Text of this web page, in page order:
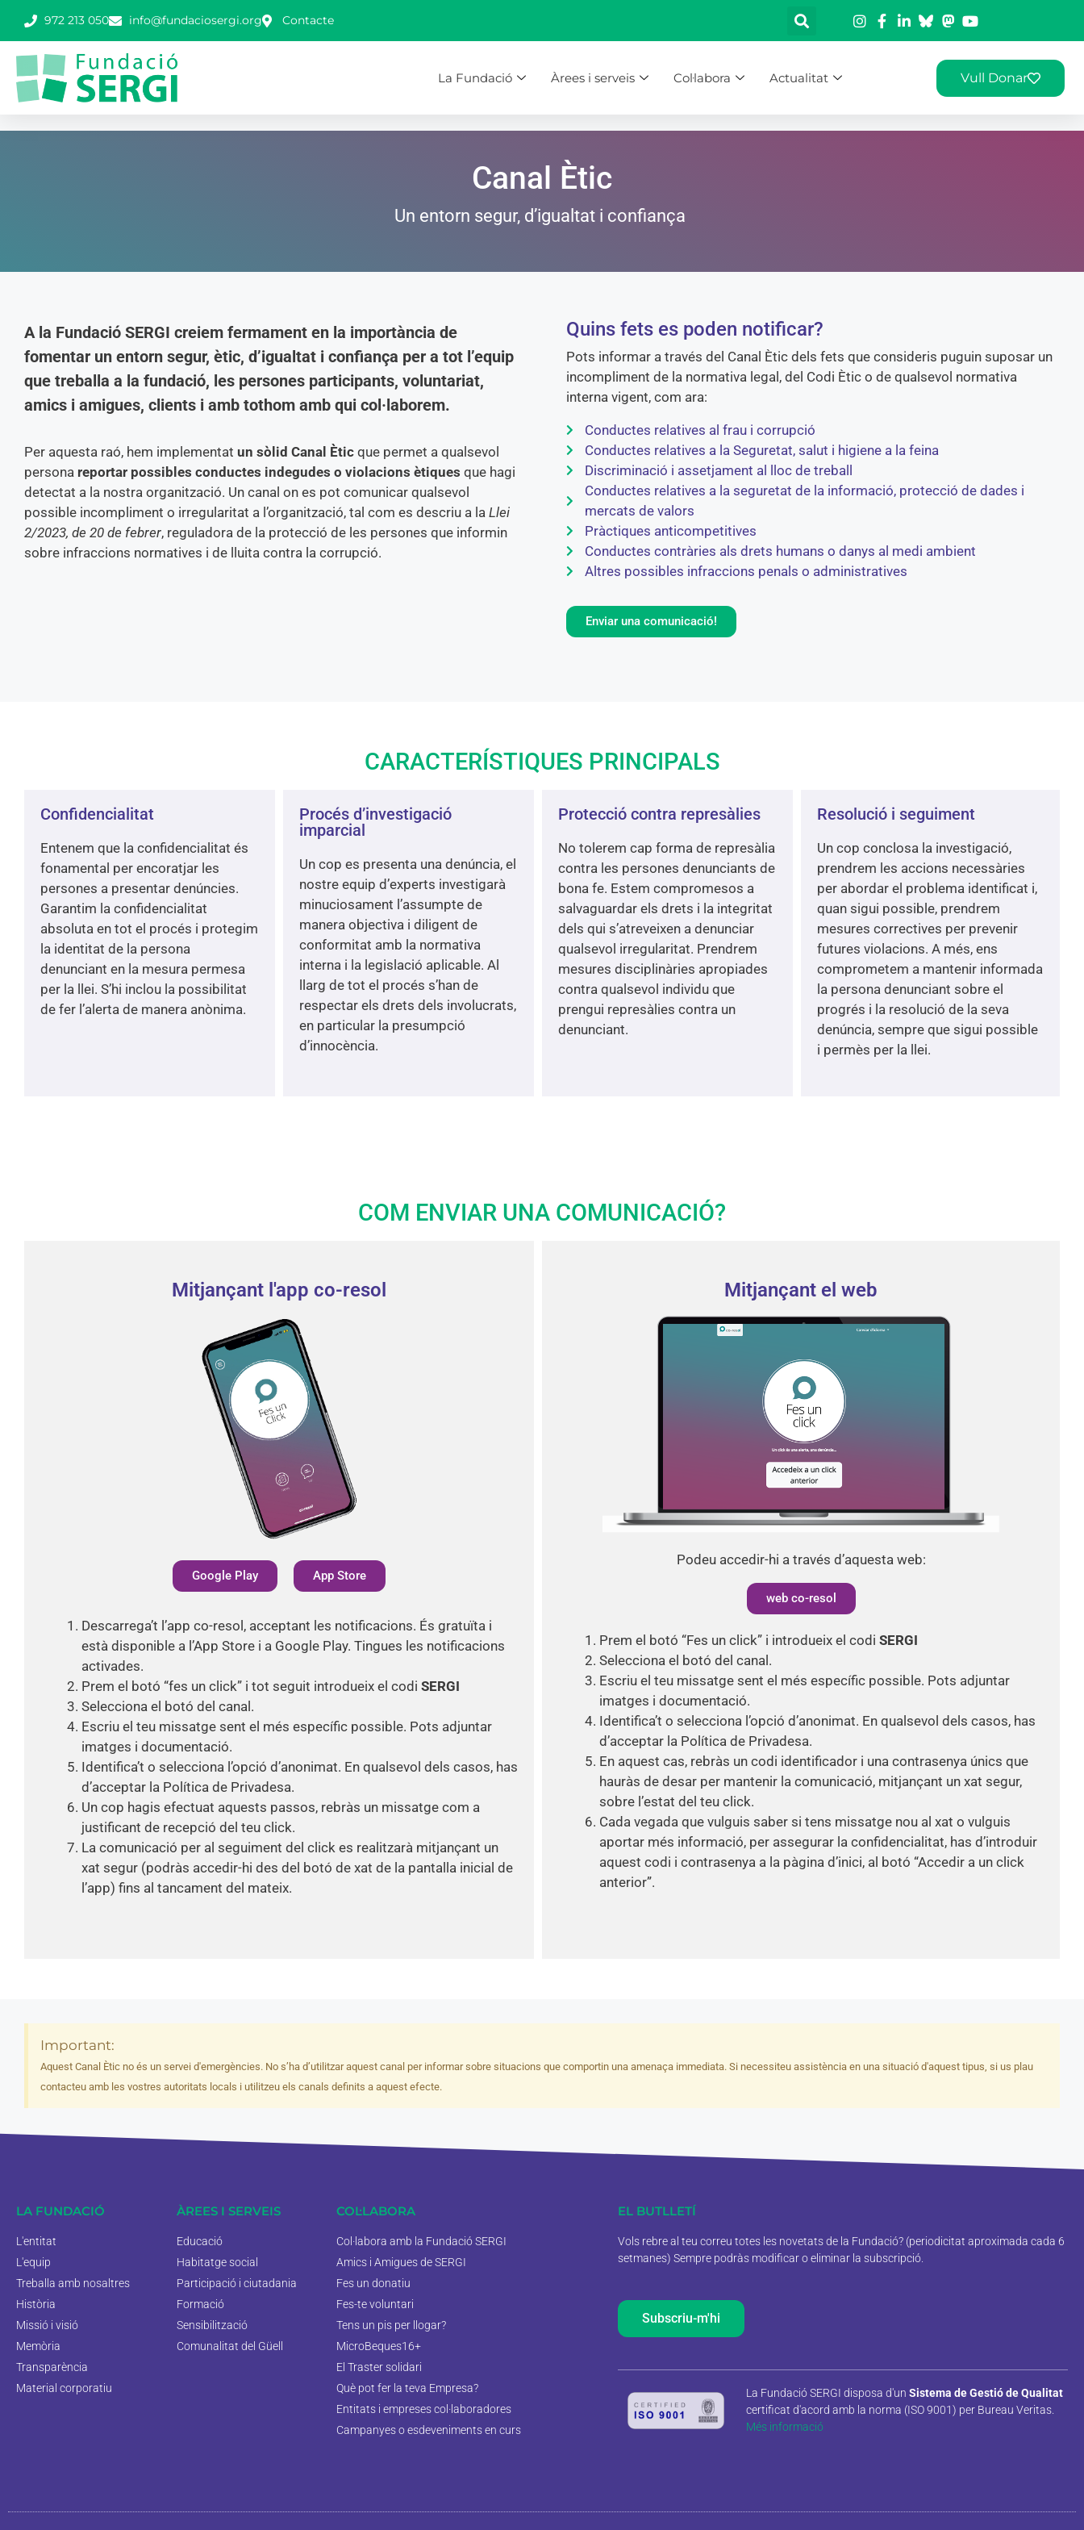
972 213 050 info@fundaciosergi.org Contacte
La Fundació Àrees i serveis Col·labora Actualitat Vull Donar
Canal Ètic
Un entorn segur, d’igualtat i confiança
A la Fundació SERGI creiem fermament en la importància de
fomentar un entorn segur, ètic, d’igualtat i confiança per a tot l’equip
que treballa a la fundació, les persones participants, voluntariat,
amics i amigues, clients i amb tothom amb qui col·laborem.
Per aquesta raó, hem implementat un sòlid Canal Ètic que permet a qualsevol
persona reportar possibles conductes indegudes o violacions ètiques que hagi
detectat a la nostra organització. Un canal on es pot comunicar qualsevol
possible incompliment o irregularitat a l’organització, tal com es descriu a la Llei
2/2023, de 20 de febrer, reguladora de la protecció de les persones que informin
sobre infraccions normatives i de lluita contra la corrupció.
Quins fets es poden notificar?
Pots informar a través del Canal Ètic dels fets que consideris puguin suposar un
incompliment de la normativa legal, del Codi Ètic o de qualsevol normativa
interna vigent, com ara:
Conductes relatives al frau i corrupció
Conductes relatives a la Seguretat, salut i higiene a la feina
Discriminació i assetjament al lloc de treball
Conductes relatives a la seguretat de la informació, protecció de dades i
mercats de valors
Pràctiques anticompetitives
Conductes contràries als drets humans o danys al medi ambient
Altres possibles infraccions penals o administratives
Enviar una comunicació!
CARACTERÍSTIQUES PRINCIPALS
Confidencialitat
Entenem que la confidencialitat és
fonamental per encoratjar les
persones a presentar denúncies.
Garantim la confidencialitat
absoluta en tot el procés i protegim
la identitat de la persona
denunciant en la mesura permesa
per la llei. S’hi inclou la possibilitat
de fer l’alerta de manera anònima.
Procés d’investigació
imparcial
Un cop es presenta una denúncia, el
nostre equip d’experts investigarà
minuciosament l’assumpte de
manera objectiva i diligent de
conformitat amb la normativa
interna i la legislació aplicable. Al
llarg de tot el procés s’han de
respectar els drets dels involucrats,
en particular la presumpció
d’innocència.
Protecció contra represàlies
No tolerem cap forma de represàlia
contra les persones denunciants de
bona fe. Estem compromesos a
salvaguardar els drets i la integritat
dels qui s’atreveixen a denunciar
qualsevol irregularitat. Prendrem
mesures disciplinàries apropiades
contra qualsevol individu que
prengui represàlies contra un
denunciant.
Resolució i seguiment
Un cop conclosa la investigació,
prendrem les accions necessàries
per abordar el problema identificat i,
quan sigui possible, prendrem
mesures correctives per prevenir
futures violacions. A més, ens
comprometem a mantenir informada
la persona denunciant sobre el
progrés i la resolució de la seva
denúncia, sempre que sigui possible
i permès per la llei.
COM ENVIAR UNA COMUNICACIÓ?
Mitjançant l'app co-resol
Google Play App Store
Descarrega’t l’app co-resol, acceptant les notificacions. És gratuïta i
està disponible a l’App Store i a Google Play. Tingues les notificacions
activades.
Prem el botó “fes un click” i tot seguit introdueix el codi SERGI
Selecciona el botó del canal.
Escriu el teu missatge sent el més específic possible. Pots adjuntar
imatges i documentació.
Identifica’t o selecciona l’opció d’anonimat. En qualsevol dels casos, has
d’acceptar la Política de Privadesa.
Un cop hagis efectuat aquests passos, rebràs un missatge com a
justificant de recepció del teu click.
La comunicació per al seguiment del click es realitzarà mitjançant un
xat segur (podràs accedir-hi des del botó de xat de la pantalla inicial de
l’app) fins al tancament del mateix.
Mitjançant el web
Podeu accedir-hi a través d’aquesta web:
web co-resol
Prem el botó “Fes un click” i introdueix el codi SERGI
Selecciona el botó del canal.
Escriu el teu missatge sent el més específic possible. Pots adjuntar
imatges i documentació.
Identifica’t o selecciona l’opció d’anonimat. En qualsevol dels casos, has
d’acceptar la Política de Privadesa.
En aquest cas, rebràs un codi identificador i una contrasenya únics que
hauràs de desar per mantenir la comunicació, mitjançant un xat segur,
sobre l’estat del teu click.
Cada vegada que vulguis saber si tens missatge nou al xat o vulguis
aportar més informació, per assegurar la confidencialitat, has d’introduir
aquest codi i contrasenya a la pàgina d’inici, al botó “Accedir a un click
anterior”.
Important:
Aquest Canal Ètic no és un servei d'emergències. No s’ha d’utilitzar aquest canal per informar sobre situacions que comportin una amenaça immediata. Si necessiteu assistència en una situació d'aquest tipus, si us plau
contacteu amb les vostres autoritats locals i utilitzeu els canals definits a aquest efecte.
LA FUNDACIÓ
L'entitat
L'equip
Treballa amb nosaltres
Història
Missió i visió
Memòria
Transparència
Material corporatiu
ÀREES I SERVEIS
Educació
Habitatge social
Participació i ciutadania
Formació
Sensibilització
Comunalitat del Güell
COL·LABORA
Col·labora amb la Fundació SERGI
Amics i Amigues de SERGI
Fes un donatiu
Fes-te voluntari
Tens un pis per llogar?
MicroBeques16+
El Traster solidari
Què pot fer la teva Empresa?
Entitats i empreses col·laboradores
Campanyes o esdeveniments en curs
EL BUTLLETÍ
Vols rebre al teu correu totes les novetats de la Fundació? (periodicitat aproximada cada 6
setmanes) Sempre podràs modificar o eliminar la subscripció.
Subscriu-m'hi
La Fundació SERGI disposa d'un Sistema de Gestió de Qualitat
certificat d'acord amb la norma (ISO 9001) per Bureau Veritas.
Més informació